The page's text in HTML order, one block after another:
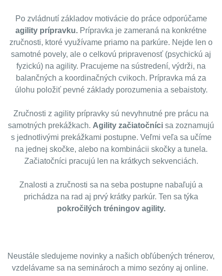
Po zvládnutí základov motivácie do práce odporúčame
agility prípravku. Prípravka je zameraná na konkrétne
zručnosti, ktoré využívame priamo na parkúre. Nejde len o
samotné povely, ale o celkovú pripravenosť (psychickú aj
fyzickú) na agility. Pracujeme na sústredení, výdrži, na
balančných a koordinačných cvikoch. Prípravka má za
úlohu položiť pevné základy porozumenia a sebaistoty.
Zručnosti z agility prípravky sú nevyhnutné pre prácu na
samotných prekážkach. Agility začiatočníci sa zoznamujú
s jednotlivými prekážkami postupne. Veľmi veľa sa učíme
na jednej skočke, alebo na kombinácii skočky a tunela.
Začiatočníci pracujú len na krátkych sekvenciách.
Znalosti a zručnosti sa na seba postupne nabaľujú a
prichádza na rad aj prvý krátky parkúr. Ten sa týka
pokročilých tréningov agility.
Neustále sledujeme novinky a našich obľúbených trénerov,
vzdelávame sa na seminároch a mimo sezóny aj online.